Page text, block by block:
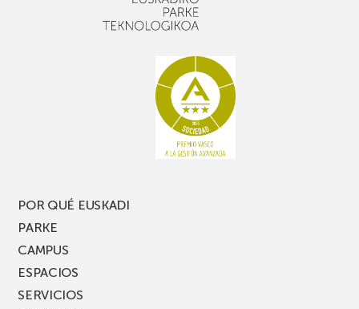
PARKEA
MUSIK
POR QUÉ EUSKADI
PARKE
CAMPUS
ESPACIOS
SERVICIOS